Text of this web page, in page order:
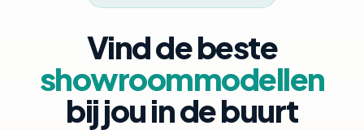
Vind de beste
showroommodellen
bij jou in de buurt